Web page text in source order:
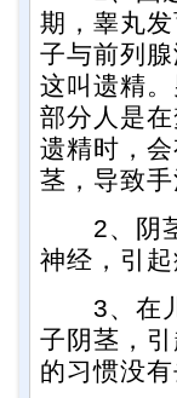
期，睾丸
子与前列
这叫遗精
部分人是
遗精时，
茎，导致手
2、阴茎
神经，引
3、在儿
子阴茎，
的习惯没